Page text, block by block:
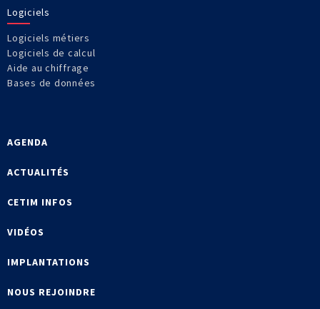
Logiciels
Logiciels métiers
Logiciels de calcul
Aide au chiffrage
Bases de données
AGENDA
ACTUALITÉS
CETIM INFOS
VIDÉOS
IMPLANTATIONS
NOUS REJOINDRE